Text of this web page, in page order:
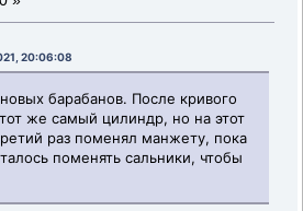
20:06:08
барабанов. После кривого
же самый цилиндр, но на этот
раз поменял манжету, пока
поменять сальники, чтобы